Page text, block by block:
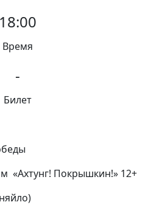
18:00
Время
-
Билет
«Ахтунг! Покрышкин!» 12+